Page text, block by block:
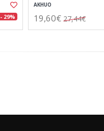
- 29%
AKHUO
19,60€ 27,44€